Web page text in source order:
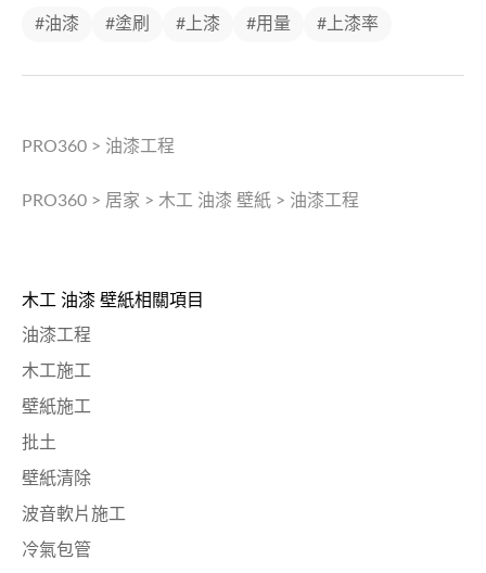
#油漆 #塗刷 #上漆 #用量 #上漆率
PRO360 > 油漆工程
PRO360 > 居家 > 木工 油漆 壁紙 > 油漆工程
木工 油漆 壁紙相關項目
油漆工程
木工施工
壁紙施工
批土
壁紙清除
波音軟片施工
冷氣包管